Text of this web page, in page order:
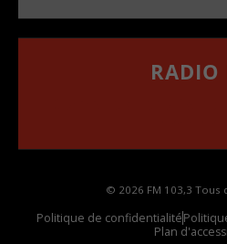
RADIO
© 2026 FM 103,3 Tous
Politique de confidentialité
Plan